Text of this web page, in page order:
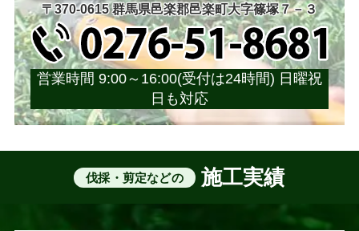
〒370-0615 群馬県邑楽郡邑楽町大字篠塚７－３
営業時間 9:00～16:00(受付は24時間) 日曜祝
日も対応
伐採・剪定などの 施工実績